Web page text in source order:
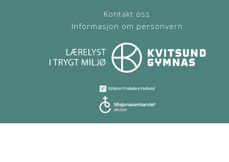
Kontakt oss
Informasjon om personvern